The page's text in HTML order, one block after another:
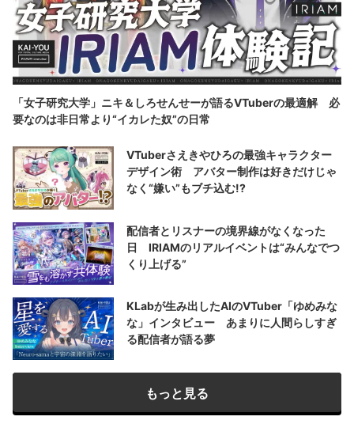
「女子研究大学」ニキ＆しろせんせーが語るVTuberの最適解 必
要なのは非日常より“イカレた奴”の日常
VTuberさえきやひろの最強キャラクター
デザイン術 アバター制作は好きだけじゃ
なく“嫌い”もブチ込む!?
配信者とリスナーの境界線がなくなった
日 IRIAMのリアルイベントは“みんなでつ
くり上げる”
KLabが生み出したAIのVTuber「ゆめみな
な」インタビュー あまりに人間らしすぎ
る配信者が語る夢
もっと見る